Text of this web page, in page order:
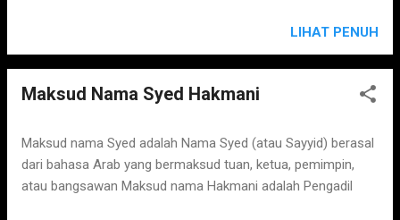
LIHAT PENUH
Maksud Nama Syed Hakmani
Maksud nama Syed adalah Nama Syed (atau Sayyid) berasal
dari bahasa Arab yang bermaksud tuan, ketua, pemimpin,
atau bangsawan Maksud nama Hakmani adalah Pengadil